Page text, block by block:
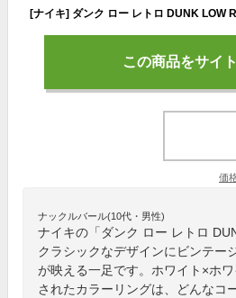
この商品をサイ
価
ナックルバール(10代・男性)
ナイキの「ダンク ロー レトロ
クラシックなデザインにビンテー
が映える一足です。ホワイト×ホ
されたカラーリングは、どんなコ